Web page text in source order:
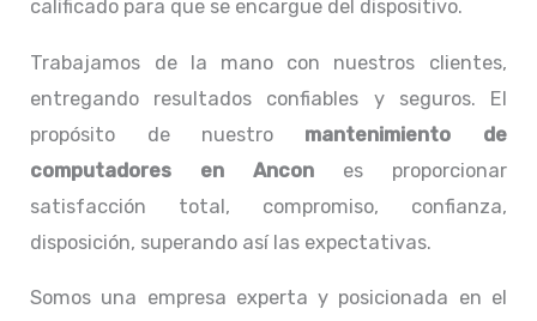
calificado para que se encargue del dispositivo.
Trabajamos de la mano con nuestros clientes,
entregando resultados confiables y seguros. El
propósito de nuestro mantenimiento de
computadores en Ancon es proporcionar
satisfacción total, compromiso, confianza,
disposición, superando así las expectativas.
Somos una empresa experta y posicionada en el